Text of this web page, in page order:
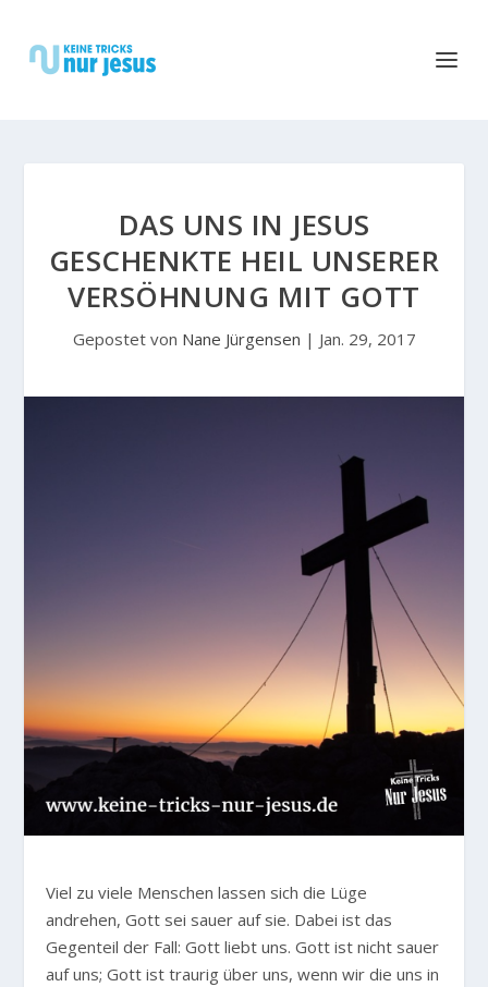
DAS UNS IN JESUS
GESCHENKTE HEIL UNSERER
VERSÖHNUNG MIT GOTT
Gepostet von Nane Jürgensen | Jan. 29, 2017
Viel zu viele Menschen lassen sich die Lüge
andrehen, Gott sei sauer auf sie. Dabei ist das
Gegenteil der Fall: Gott liebt uns. Gott ist nicht sauer
auf uns; Gott ist traurig über uns, wenn wir die uns in